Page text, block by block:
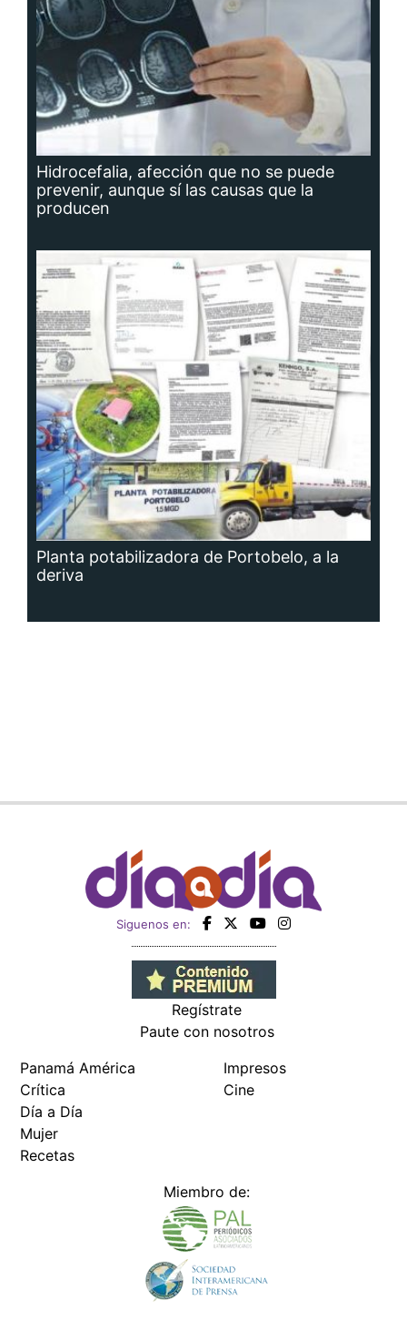
Hidrocefalia, afección que no se puede
prevenir, aunque sí las causas que la
producen
Planta potabilizadora de Portobelo, a la
deriva
Siguenos en:
Regístrate
Paute con nosotros
Panamá América
Crítica
Día a Día
Mujer
Recetas
Impresos
Cine
Miembro de: